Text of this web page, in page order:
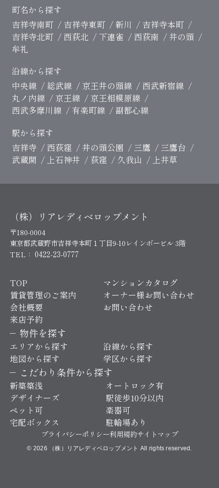
町名から探す
吉祥寺南町
吉祥寺東町 新川
吉祥寺本町
吉祥寺北町
西荻北 下連雀 西荻南
井の頭
牟礼
沿線から探す
中央線
総武線 京王井の頭線
西武新宿線
丸ノ内線
京王線
京王相模原線
西武多摩川線
有楽町線
副都心線
駅から探す
吉祥寺
西荻窪 井の頭公園 三鷹
三鷹台
武蔵関
上石神井 荻窪 久我山 上井草
（株）リアレディベロップメント
〒180-0004
東京都武蔵野市吉祥寺本町１丁目9-10レインボービル 3階
TEL： 0422-23-0777
TOP
マンションカタログ
賃貸管理のご案内
オーナー様お問い合わせ
会社概要
お問い合わせ
来店予約
物件を探す
エリアから探す
沿線から探す
地図から探す
学区から探す
こだわり条件から探す
新築築浅
デザイナーズ
ペット可
宅配ボックス
オートロック有
駅徒歩10分以内
楽器可
駐輪場あり
プライバシーポリシー利用規約サイトマップ
© 2026 （株）リアレディベロップメント All rights reserved.